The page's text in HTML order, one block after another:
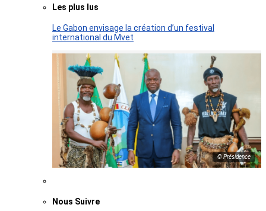
Les plus lus
Le Gabon envisage la création d’un festival
international du Mvet
© Présidence
Nous Suivre